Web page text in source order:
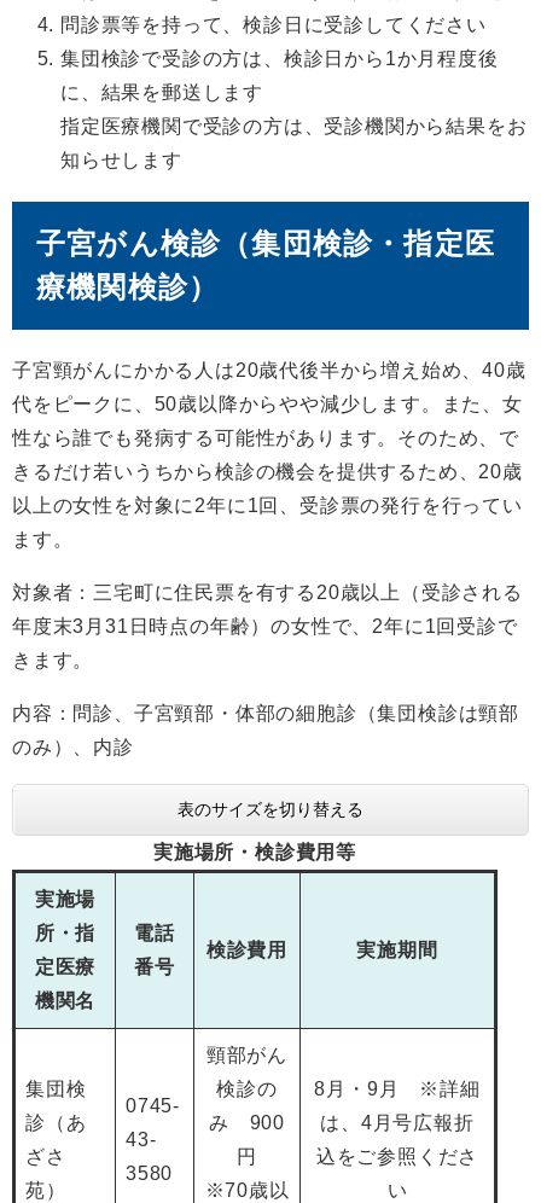
問診票等を持って、検診日に受診してください
集団検診で受診の方は、検診日から1か月程度後
に、結果を郵送します
指定医療機関で受診の方は、受診機関から結果をお
知らせします
子宮がん検診（集団検診・指定医
療機関検診）
子宮頸がんにかかる人は20歳代後半から増え始め、40歳
代をピークに、50歳以降からやや減少します。また、女
性なら誰でも発病する可能性があります。そのため、で
きるだけ若いうちから検診の機会を提供するため、20歳
以上の女性を対象に2年に1回、受診票の発行を行ってい
ます。
対象者：三宅町に住民票を有する20歳以上（受診される
年度末3月31日時点の年齢）の女性で、2年に1回受診で
きます。
内容：問診、子宮頸部・体部の細胞診（集団検診は頸部
のみ）、内診
表のサイズを切り替える
実施場所・検診費用等
実施場
所・指
定医療
機関名
電話
番号
検診費用 実施期間
集団検
診（あ
ざさ
苑）
0745-
43-
3580
頸部がん
検診の
み 900
円
※70歳以
8月・9月 ※詳細
は、4月号広報折
込をご参照くださ
い